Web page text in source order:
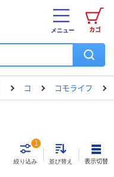
カゴ
メニュー
コ コモライフ
絞り込み
1
並び替え 表示切替